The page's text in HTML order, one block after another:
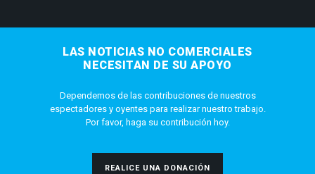
LAS NOTICIAS NO COMERCIALES
NECESITAN DE SU APOYO
Dependemos de las contribuciones de nuestros
espectadores y oyentes para realizar nuestro trabajo.
Por favor, haga su contribución hoy.
REALICE UNA DONACIÓN